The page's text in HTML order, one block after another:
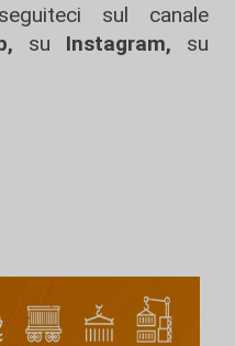
sul canale
su Instagram, su